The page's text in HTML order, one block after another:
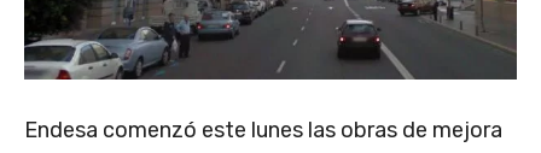
Endesa comenzó este lunes las obras de mejora